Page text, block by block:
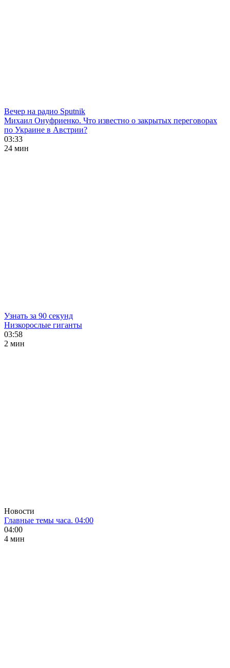
Вечер на радио Sputnik
Михаил Онуфриенко. Что известно о закрытых переговорах
по Украине в Австрии?
03:33
24 мин
Узнать за 90 секунд
Низкорослые гиганты
03:58
2 мин
Новости
Главные темы часа. 04:00
04:00
4 мин